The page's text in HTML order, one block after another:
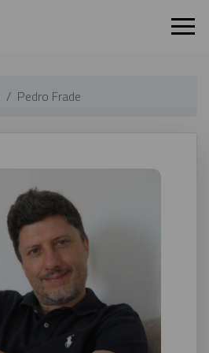
Pedro Frade